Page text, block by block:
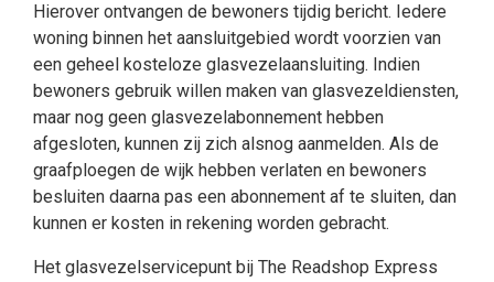
Hierover ontvangen de bewoners tijdig bericht. Iedere
woning binnen het aansluitgebied wordt voorzien van
een geheel kosteloze glasvezelaansluiting. Indien
bewoners gebruik willen maken van glasvezeldiensten,
maar nog geen glasvezelabonnement hebben
afgesloten, kunnen zij zich alsnog aanmelden. Als de
graafploegen de wijk hebben verlaten en bewoners
besluiten daarna pas een abonnement af te sluiten, dan
kunnen er kosten in rekening worden gebracht.
Het glasvezelservicepunt bij The Readshop Express